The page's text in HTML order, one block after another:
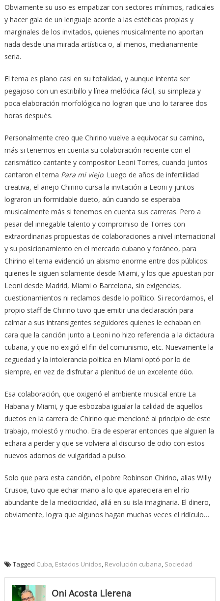
Obviamente su uso es empatizar con sectores mínimos, radicales
y hacer gala de un lenguaje acorde a las estéticas propias y
marginales de los invitados, quienes musicalmente no aportan
nada desde una mirada artística o, al menos, medianamente
seria.
El tema es plano casi en su totalidad, y aunque intenta ser
pegajoso con un estribillo y línea melódica fácil, su simpleza y
poca elaboración morfológica no logran que uno lo tararee dos
horas después.
Personalmente creo que Chirino vuelve a equivocar su camino,
más si tenemos en cuenta su colaboración reciente con el
carismático cantante y compositor Leoni Torres, cuando juntos
cantaron el tema Para mi viejo. Luego de años de infertilidad
creativa, el añejo Chirino cursa la invitación a Leoni y juntos
lograron un formidable dueto, aún cuando se esperaba
musicalmente más si tenemos en cuenta sus carreras. Pero a
pesar del innegable talento y compromiso de Torres con
extraordinarias propuestas de colaboraciones a nivel internacional
y su posicionamiento en el mercado cubano y foráneo, para
Chirino el tema evidenció un abismo enorme entre dos públicos:
quienes le siguen solamente desde Miami, y los que apuestan por
Leoni desde Madrid, Miami o Barcelona, sin exigencias,
cuestionamientos ni reclamos desde lo político. Si recordamos, el
propio staff de Chirino tuvo que emitir una declaración para
calmar a sus intransigentes seguidores quienes le echaban en
cara que la canción junto a Leoni no hizo referencia a la dictadura
cubana, y que no exigió el fin del comunismo, etc. Nuevamente la
ceguedad y la intolerancia política en Miami optó por lo de
siempre, en vez de disfrutar a plenitud de un excelente dúo.
Esa colaboración, que oxigenó el ambiente musical entre La
Habana y Miami, y que esbozaba igualar la calidad de aquellos
duetos en la carrera de Chirino que mencioné al principio de este
trabajo, molestó y mucho. Era de esperar entonces que alguien la
echara a perder y que se volviera al discurso de odio con estos
nuevos adornos de vulgaridad a pulso.
Solo que para esta canción, el pobre Robinson Chirino, alias Willy
Crusoe, tuvo que echar mano a lo que apareciera en el río
abundante de la mediocridad, allá en su isla imaginaria. El dinero,
obviamente, logra que algunos hagan muchas veces el ridículo…
Tagged Cuba Estados Unidos Revolución cubana Sociedad
Oni Acosta Llerena